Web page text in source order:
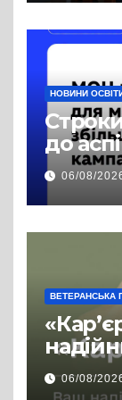
НОВИНИ
до
06/08/
ВЕТЕРАНСЬКА
06/08/